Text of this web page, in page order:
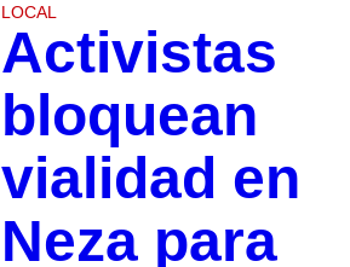
LOCAL
Activistas
bloquean
vialidad en
Neza para